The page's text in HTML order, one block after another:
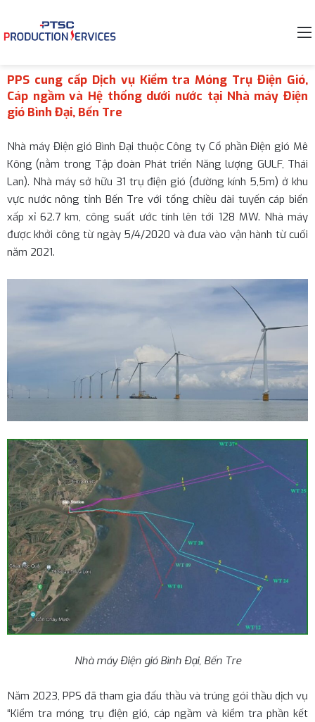
PPS cung cấp Dịch vụ Kiểm tra Móng Trụ Điện Gió,
Cáp ngầm và Hệ thống dưới nước tại Nhà máy Điện
gió Bình Đại, Bến Tre
Nhà máy Điện gió Bình Đại thuộc Công ty Cổ phần Điện gió Mê
Kông (nằm trong Tập đoàn Phát triển Năng lượng GULF, Thái
Lan). Nhà máy sở hữu 31 trụ điện gió (đường kính 5,5m) ở khu
vực nước nông tỉnh Bến Tre với tổng chiều dài tuyến cáp biển
xấp xỉ 62.7 km, công suất ước tính lên tới 128 MW. Nhà máy
được khởi công từ ngày 5/4/2020 và đưa vào vận hành từ cuối
năm 2021.
Nhà máy Điện gió Bình Đại, Bến Tre
Năm 2023, PPS đã tham gia đấu thầu và trúng gói thầu dịch vụ
“Kiểm tra móng trụ điện gió, cáp ngầm và kiểm tra phần kết